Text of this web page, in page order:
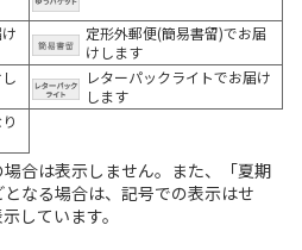
定形外郵便(簡易書留)でお届
けします
レターパックライトでお届け
します
合は表示しません。また、「夏期
なる場合は、記号での表示はせ
しています。